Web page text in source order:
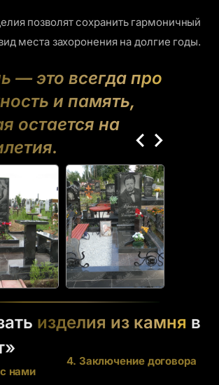
позволят сохранить гармоничный
места захоронения на долгие годы.
— это всегда про
и память,
остается на
изделия из камня в
нами
4. Заключение договора